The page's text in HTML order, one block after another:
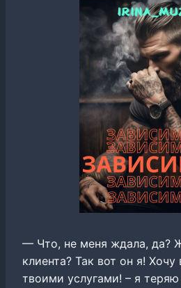
— Что, не меня ждала, да?
клиента? Так вот он я! Хочу
твоими услугами! – я